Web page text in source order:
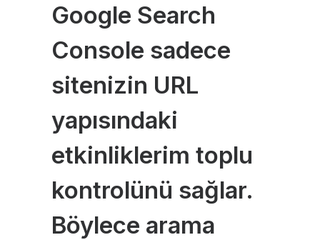
Google Search
Console sadece
sitenizin URL
yapısındaki
etkinliklerim toplu
kontrolünü sağlar.
Böylece arama